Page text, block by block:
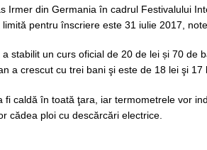
Irmer din Germania în cadrul Festivalului
pentru înscriere este 31 iulie 2017,
a stabilit un curs oficial de 20 de lei și 70 de
a crescut cu trei bani şi este de 18 lei şi 17
fi caldă în toată ţara, iar termometrele vor
cădea ploi cu descărcări electrice.